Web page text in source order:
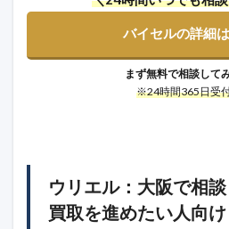
バイセルの詳細
まず無料で相談して
※24時間365日受
ウリエル：大阪で相
買取を進めたい人向け